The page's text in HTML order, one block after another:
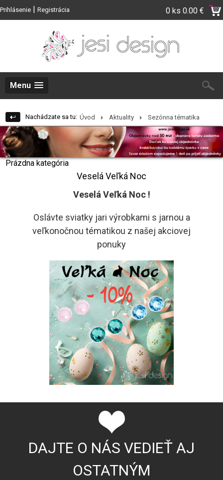
Prihlásenie | Registrácia 0 ks 0.00 €
Menu
Nachádzate sa tu: Úvod Aktuality Sezónna tématika
Prázdna kategória
Veselá Veľká Noc
Veselá Veľká Noc !
Oslávte sviatky jari výrobkami s jarnou a
veľkonočnou tématikou z našej akciovej
ponuky
DAJTE O NÁS VEDIEŤ AJ
OSTATNÝM